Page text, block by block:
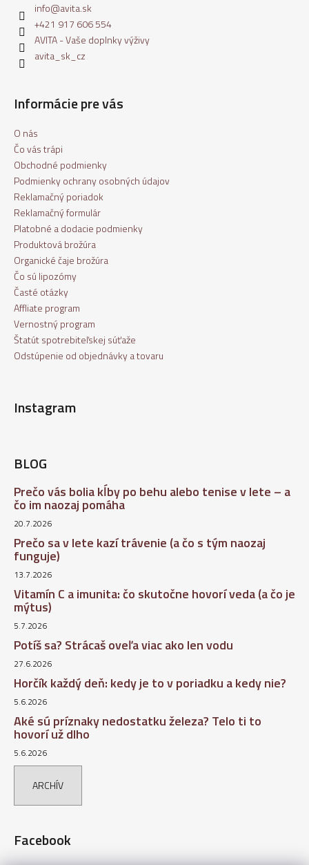
info@avita.sk
+421 917 606 554
AVITA - Vaše doplnky výživy
avita_sk_cz
Informácie pre vás
O nás
Čo vás trápi
Obchodné podmienky
Podmienky ochrany osobných údajov
Reklamačný poriadok
Reklamačný formulár
Platobné a dodacie podmienky
Produktová brožúra
Organické čaje brožúra
Čo sú lipozómy
Časté otázky
Affliate program
Vernostný program
Štatút spotrebiteľskej súťaže
Odstúpenie od objednávky a tovaru
Instagram
BLOG
Prečo vás bolia kĺby po behu alebo tenise v lete – a
čo im naozaj pomáha
20.7.2026
Prečo sa v lete kazí trávenie (a čo s tým naozaj
funguje)
13.7.2026
Vitamín C a imunita: čo skutočne hovorí veda (a čo je
mýtus)
5.7.2026
Potíš sa? Strácaš oveľa viac ako len vodu
27.6.2026
Horčík každý deň: kedy je to v poriadku a kedy nie?
5.6.2026
Aké sú príznaky nedostatku železa? Telo ti to
hovorí už dlho
5.6.2026
ARCHÍV
Facebook